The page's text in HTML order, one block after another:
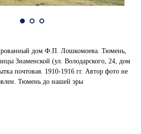
дом Ф.П. Лошкомоева. Тюмень,
Знаменской (ул. Володарского, 24, дом
почтовая. 1910-1916 гг. Автор фото не
Тюмень до нашей эры